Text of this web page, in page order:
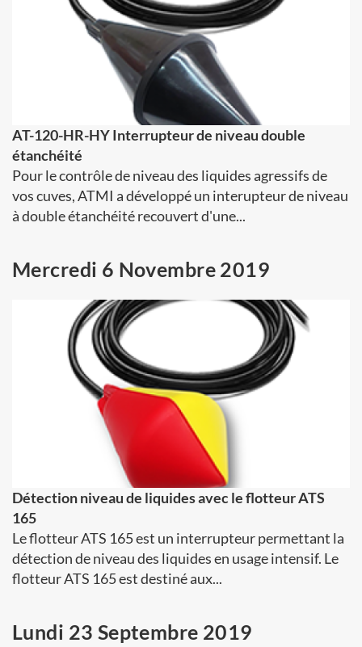
AT-120-HR-HY Interrupteur de niveau double
étanchéité
Pour le contrôle de niveau des liquides agressifs de
vos cuves, ATMI a développé un interupteur de niveau
à double étanchéité recouvert d'une...
Mercredi 6 Novembre 2019
Détection niveau de liquides avec le flotteur ATS
165
Le flotteur ATS 165 est un interrupteur permettant la
détection de niveau des liquides en usage intensif. Le
flotteur ATS 165 est destiné aux...
Lundi 23 Septembre 2019